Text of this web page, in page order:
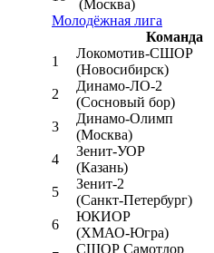
(Москва)
Молодёжная лига
Команда
1
Локомотив-CШОР
(Новосибирск)
2
Динамо-ЛО-2
(Сосновый бор)
3
Динамо-Олимп
(Москва)
4
Зенит-УОР
(Казань)
5
Зенит-2
(Санкт-Петербург)
6
ЮКИОР
(ХМАО-Югра)
СШОР Самотлор